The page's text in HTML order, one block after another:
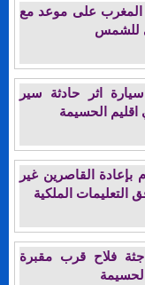
على موعد مع
للشمس
اثر حادثة سير
الحسيمة
بإعادة القاصرين غير
التعليمات الملكية
فلاح قرب مقبرة